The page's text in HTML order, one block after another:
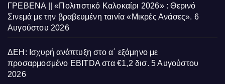
ΓΡΕΒΕΝΑ || «Πολιτιστικό Καλοκαίρι 2026» : Θερινό
Σινεμά με την βραβευμένη ταινία «Μικρές Ανάσες». 6
Αυγούστου 2026
ΔΕΗ: Ισχυρή ανάπτυξη στο α΄ εξάμηνο με
προσαρμοσμένο EBITDA στα €1,2 δισ. 5 Αυγούστου
2026